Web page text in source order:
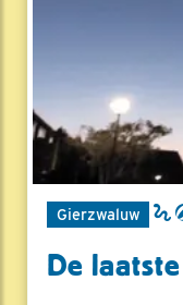
Gierzwaluw
De